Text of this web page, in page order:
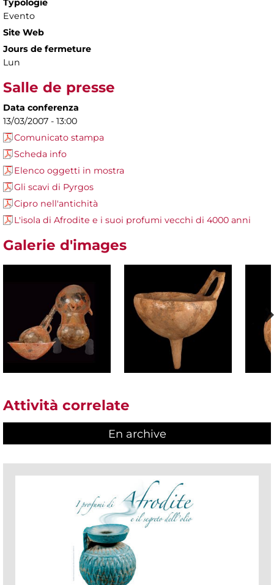
Typologie
Evento
Site Web
Jours de fermeture
Lun
Salle de presse
Data conferenza
13/03/2007 - 13:00
Comunicato stampa
Scheda info
Elenco oggetti in mostra
Gli scavi di Pyrgos
Cipro nell'antichità
L'isola di Afrodite e i suoi profumi vecchi di 4000 anni
Galerie d'images
Attività correlate
En archive